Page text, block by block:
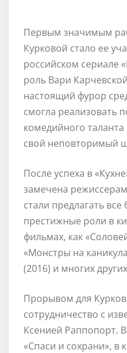
Первым значимым
Курковой стало ее
российском сериале
роль Вари
настоящий фурор
смогла реализовать
комедийного
свой неповторимый
После успеха в
замечена
стали предлагать
престижные роли в
фильмах, как
«Монстры на
(2016) и многих
Прорывом для
сотрудничество с
Ксенией Раппопорт.
«Спаси и сохрани», в